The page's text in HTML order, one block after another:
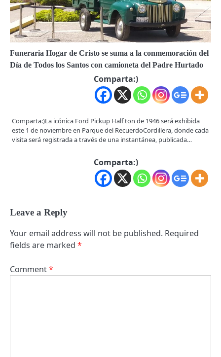
Funeraria Hogar de Cristo se suma a la conmemoración del
Día de Todos los Santos con camioneta del Padre Hurtado
Comparta:)
Comparta:)La icónica Ford Pickup Half ton de 1946 será exhibida
este 1 de noviembre en Parque del RecuerdoCordillera, donde cada
visita será registrada a través de una instantánea, publicada…
Comparta:)
Leave a Reply
Your email address will not be published. Required
fields are marked *
Comment*